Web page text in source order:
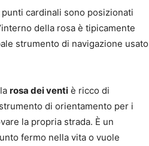
cardinali sono posizionati
della rosa è tipicamente
strumento di navigazione usato
rosa dei venti è ricco di
di orientamento per i
la propria strada. È un
fermo nella vita o vuole